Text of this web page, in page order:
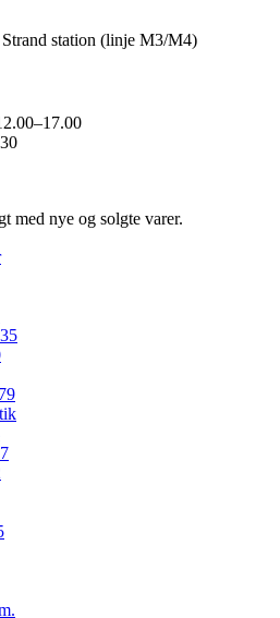
station (linje M3/M4)
med nye og solgte varer.
79